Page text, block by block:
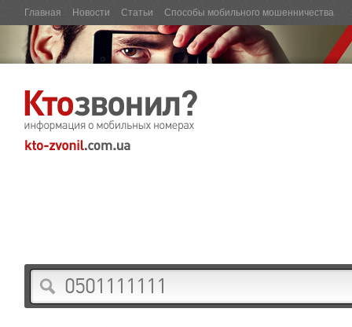
Главная Новости Статьи Способы мобильного мошенничества